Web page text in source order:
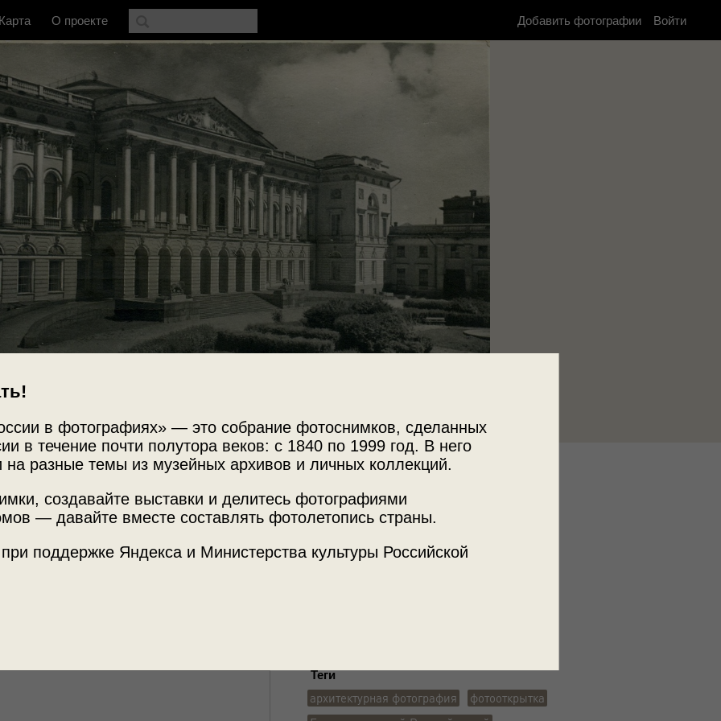
в фотографиях» — это собрание фотоснимков, сделанных
в течение почти полутора веков: с 1840 по 1999 год. В него
на разные темы из музейных архивов и личных коллекций.
создавайте выставки и делитесь фотографиями
— давайте вместе составлять фотолетопись страны.
поддержке Яндекса и Министерства культуры Российской
Карта О проекте Добавить фотографии Войти
Фотографии пользователей russiainphoto.ru
Архив Александра Николаевича Одинокова
Теги
архитектурная фотография
фотооткрытка
1952 год, Л-131144, по